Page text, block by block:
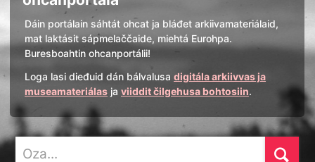
Dáin portálain sáhtát ohcat ja bláđet arkiivamateriálaid,
mat laktásit sápmelaččaide, miehtá Eurohpa.
Buresboahtin ohcanportálii!
Loga lasi dieđuid dán bálvalusa digitála arkiivvas ja
museamateriálas ja viiddit čilgehusa bohtosiin.